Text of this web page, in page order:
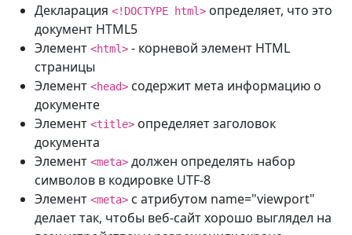
Декларация <!DOCTYPE html> определяет, что это
документ HTML5
Элемент <html> - корневой элемент HTML
страницы
Элемент <head> содержит мета информацию о
документе
Элемент <title> определяет заголовок
документа
Элемент <meta> должен определять набор
символов в кодировке UTF-8
Элемент <meta> с атрибутом name="viewport"
делает так, чтобы веб-сайт хорошо выглядел на